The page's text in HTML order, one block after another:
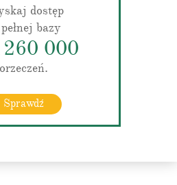
dostęp
bazy
260 000
orzeczeń.
Sprawdź